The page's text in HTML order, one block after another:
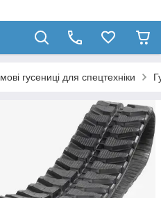
гусениці для спецтехніки